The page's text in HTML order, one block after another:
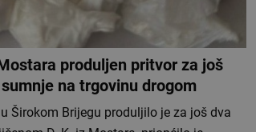
produljen pritvor za još
na trgovinu drogom
Širokom Brijegu produljilo je za još dva